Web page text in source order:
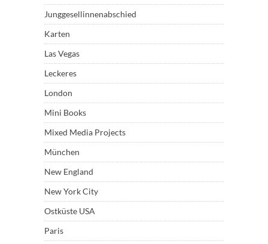
Junggesellinnenabschied
Karten
Las Vegas
Leckeres
London
Mini Books
Mixed Media Projects
München
New England
New York City
Ostküste USA
Paris